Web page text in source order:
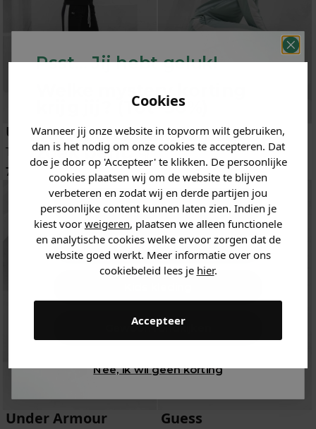
Cookies
Wanneer jij onze website in topvorm wilt gebruiken,
dan is het nodig om onze cookies te accepteren. Dat
doe je door op 'Accepteer' te klikken. De persoonlijke
cookies plaatsen wij om de website te blijven
verbeteren en zodat wij en derde partijen jou
persoonlijke content kunnen laten zien. Indien je
kiest voor weigeren, plaatsen we alleen functionele
en analytische cookies welke ervoor zorgen dat de
website goed werkt. Meer informatie over ons
cookiebeleid lees je hier.
Accepteer
Under Armour
Trainingspak
74.95
Under Armour
Trainingspak
74.95
Under Armour Guess
Psst... Jij hebt geluk!
Welke mystery
krijg jij? (Tot-30%
Vertel ons waar je naar op
zoek bent. 👇
Heren kleding
Dames kleding
Gewoon rondkijken
Nee, ik wil geen korting